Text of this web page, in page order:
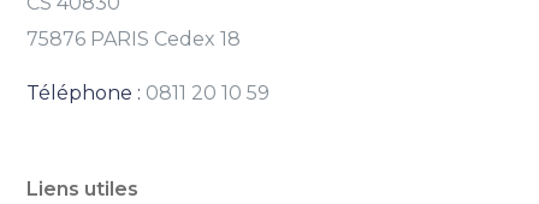
75876 PARIS Cedex 18
Téléphone : 0811 20 10 59
Liens utiles